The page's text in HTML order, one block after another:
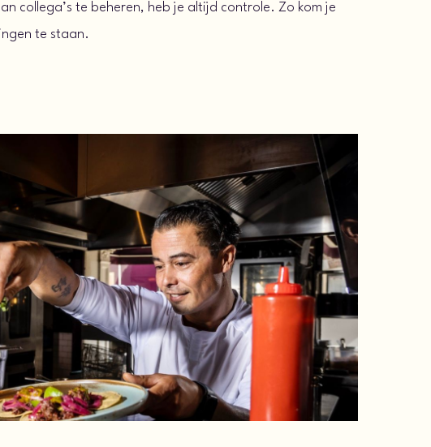
collega’s te beheren, heb je altijd controle. Zo kom je
te staan.